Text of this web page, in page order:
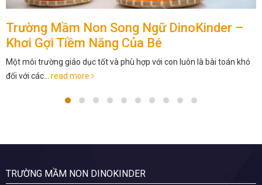
Trường Mầm Non Song Ngữ DinoKinder –
Khơi Gợi Tiềm Năng Của Bé
Một môi trường giáo dục tốt và phù hợp với con luôn là bài toán khó
đối với các... read more
TRƯỜNG MẦM NON DINOKINDER